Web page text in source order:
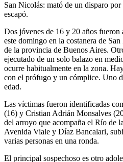
San Nicolás: mató de un disparo
escapó.
Dos jóvenes de 16 y 20 años fueron
este domingo en la costanera de
de la provincia de Buenos Aires.
ejecutado de un solo balazo en
ocurre habitualmente en la zona.
con el prófugo y un cómplice. Uno
edad.
Las víctimas fueron identificadas
(16) y Cristian Adrián Monsalves
del arroyo que acompaña el Río de
Avenida Viale y Díaz Bancalari,
varias personas en una ronda.
El principal sospechoso es otro